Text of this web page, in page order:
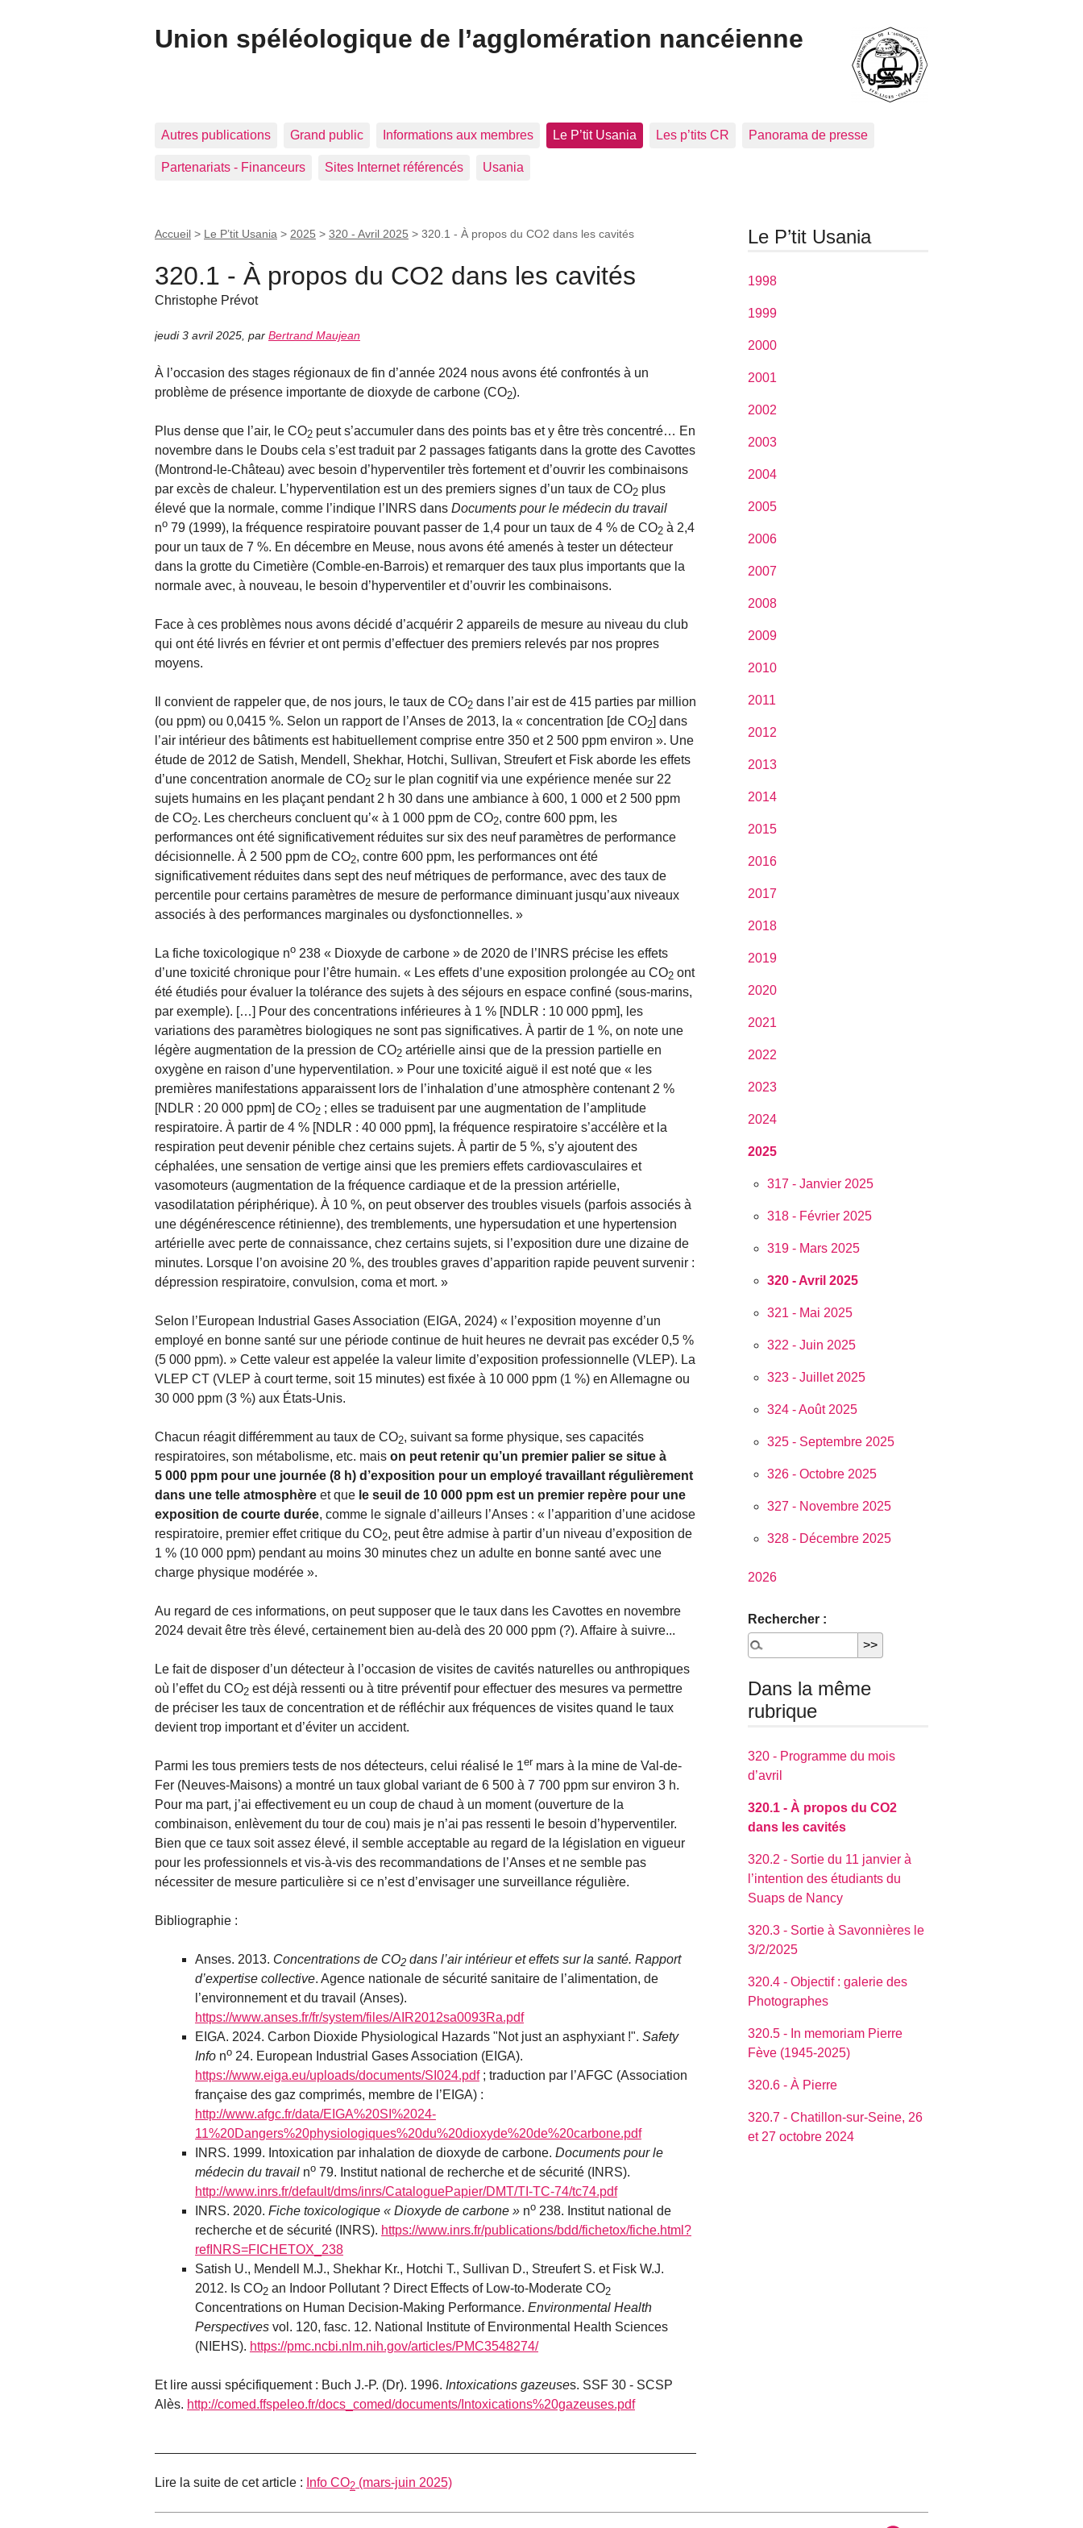
Union spéléologique de l’agglomération nancéienne
Autres publications Grand public Informations aux membres Le P’tit Usania Les p’tits CR Panorama de presse
Partenariats - Financeurs Sites Internet référencés Usania
Accueil > Le P’tit Usania > 2025 > 320 - Avril 2025 > 320.1 - À propos du CO2 dans les cavités
320.1 - À propos du CO2 dans les cavités
Christophe Prévot
jeudi 3 avril 2025 par Bertrand Maujean
À l’occasion des stages régionaux de fin d’année 2024 nous avons été confrontés à un
problème de présence importante de dioxyde de carbone (CO2).
Plus dense que l’air, le CO2 peut s’accumuler dans des points bas et y être très concentré… En
novembre dans le Doubs cela s’est traduit par 2 passages fatigants dans la grotte des Cavottes
(Montrond-le-Château) avec besoin d’hyperventiler très fortement et d’ouvrir les combinaisons
par excès de chaleur. L’hyperventilation est un des premiers signes d’un taux de CO2 plus
élevé que la normale, comme l’indique l’INRS dans Documents pour le médecin du travail
no 79 (1999), la fréquence respiratoire pouvant passer de 1,4 pour un taux de 4 % de CO2 à 2,4
pour un taux de 7 %. En décembre en Meuse, nous avons été amenés à tester un détecteur
dans la grotte du Cimetière (Comble-en-Barrois) et remarquer des taux plus importants que la
normale avec, à nouveau, le besoin d’hyperventiler et d’ouvrir les combinaisons.
Face à ces problèmes nous avons décidé d’acquérir 2 appareils de mesure au niveau du club
qui ont été livrés en février et ont permis d’effectuer des premiers relevés par nos propres
moyens.
Il convient de rappeler que, de nos jours, le taux de CO2 dans l’air est de 415 parties par million
(ou ppm) ou 0,0415 %. Selon un rapport de l’Anses de 2013, la « concentration [de CO2] dans
l’air intérieur des bâtiments est habituellement comprise entre 350 et 2 500 ppm environ ». Une
étude de 2012 de Satish, Mendell, Shekhar, Hotchi, Sullivan, Streufert et Fisk aborde les effets
d’une concentration anormale de CO2 sur le plan cognitif via une expérience menée sur 22
sujets humains en les plaçant pendant 2 h 30 dans une ambiance à 600, 1 000 et 2 500 ppm
de CO2. Les chercheurs concluent qu’« à 1 000 ppm de CO2, contre 600 ppm, les
performances ont été significativement réduites sur six des neuf paramètres de performance
décisionnelle. À 2 500 ppm de CO2, contre 600 ppm, les performances ont été
significativement réduites dans sept des neuf métriques de performance, avec des taux de
percentile pour certains paramètres de mesure de performance diminuant jusqu’aux niveaux
associés à des performances marginales ou dysfonctionnelles. »
La fiche toxicologique no 238 « Dioxyde de carbone » de 2020 de l’INRS précise les effets
d’une toxicité chronique pour l’être humain. « Les effets d’une exposition prolongée au CO2 ont
été étudiés pour évaluer la tolérance des sujets à des séjours en espace confiné (sous-marins,
par exemple). […] Pour des concentrations inférieures à 1 % [NDLR : 10 000 ppm], les
variations des paramètres biologiques ne sont pas significatives. À partir de 1 %, on note une
légère augmentation de la pression de CO2 artérielle ainsi que de la pression partielle en
oxygène en raison d’une hyperventilation. » Pour une toxicité aiguë il est noté que « les
premières manifestations apparaissent lors de l’inhalation d’une atmosphère contenant 2 %
[NDLR : 20 000 ppm] de CO2 ; elles se traduisent par une augmentation de l’amplitude
respiratoire. À partir de 4 % [NDLR : 40 000 ppm], la fréquence respiratoire s’accélère et la
respiration peut devenir pénible chez certains sujets. À partir de 5 %, s’y ajoutent des
céphalées, une sensation de vertige ainsi que les premiers effets cardiovasculaires et
vasomoteurs (augmentation de la fréquence cardiaque et de la pression artérielle,
vasodilatation périphérique). À 10 %, on peut observer des troubles visuels (parfois associés à
une dégénérescence rétinienne), des tremblements, une hypersudation et une hypertension
artérielle avec perte de connaissance, chez certains sujets, si l’exposition dure une dizaine de
minutes. Lorsque l’on avoisine 20 %, des troubles graves d’apparition rapide peuvent survenir :
dépression respiratoire, convulsion, coma et mort. »
Selon l’European Industrial Gases Association (EIGA, 2024) « l’exposition moyenne d’un
employé en bonne santé sur une période continue de huit heures ne devrait pas excéder 0,5 %
(5 000 ppm). » Cette valeur est appelée la valeur limite d’exposition professionnelle (VLEP). La
VLEP CT (VLEP à court terme, soit 15 minutes) est fixée à 10 000 ppm (1 %) en Allemagne ou
30 000 ppm (3 %) aux États-Unis.
Chacun réagit différemment au taux de CO2, suivant sa forme physique, ses capacités
respiratoires, son métabolisme, etc. mais on peut retenir qu’un premier palier se situe à
5 000 ppm pour une journée (8 h) d’exposition pour un employé travaillant régulièrement
dans une telle atmosphère et que le seuil de 10 000 ppm est un premier repère pour une
exposition de courte durée, comme le signale d’ailleurs l’Anses : « l’apparition d’une acidose
respiratoire, premier effet critique du CO2, peut être admise à partir d’un niveau d’exposition de
1 % (10 000 ppm) pendant au moins 30 minutes chez un adulte en bonne santé avec une
charge physique modérée ».
Au regard de ces informations, on peut supposer que le taux dans les Cavottes en novembre
2024 devait être très élevé, certainement bien au-delà des 20 000 ppm (?). Affaire à suivre...
Le fait de disposer d’un détecteur à l’occasion de visites de cavités naturelles ou anthropiques
où l’effet du CO2 est déjà ressenti ou à titre préventif pour effectuer des mesures va permettre
de préciser les taux de concentration et de réfléchir aux fréquences de visites quand le taux
devient trop important et d’éviter un accident.
Parmi les tous premiers tests de nos détecteurs, celui réalisé le 1er mars à la mine de Val-de-
Fer (Neuves-Maisons) a montré un taux global variant de 6 500 à 7 700 ppm sur environ 3 h.
Pour ma part, j’ai effectivement eu un coup de chaud à un moment (ouverture de la
combinaison, enlèvement du tour de cou) mais je n’ai pas ressenti le besoin d’hyperventiler.
Bien que ce taux soit assez élevé, il semble acceptable au regard de la législation en vigueur
pour les professionnels et vis-à-vis des recommandations de l’Anses et ne semble pas
nécessiter de mesure particulière si ce n’est d’envisager une surveillance régulière.
Bibliographie :
Anses. 2013. Concentrations de CO2 dans l’air intérieur et effets sur la santé. Rapport
d’expertise collective. Agence nationale de sécurité sanitaire de l’alimentation, de
l’environnement et du travail (Anses).
https://www.anses.fr/fr/system/files/AIR2012sa0093Ra.pdf
EIGA. 2024. Carbon Dioxide Physiological Hazards "Not just an asphyxiant !". Safety
Info no 24. European Industrial Gases Association (EIGA).
https://www.eiga.eu/uploads/documents/SI024.pdf; traduction par l’AFGC (Association
française des gaz comprimés, membre de l’EIGA) :
http://www.afgc.fr/data/EIGA%20SI%2024-
11%20Dangers%20physiologiques%20du%20dioxyde%20de%20carbone.pdf
INRS. 1999. Intoxication par inhalation de dioxyde de carbone. Documents pour le
médecin du travail no 79. Institut national de recherche et de sécurité (INRS).
http://www.inrs.fr/default/dms/inrs/CataloguePapier/DMT/TI-TC-74/tc74.pdf
INRS. 2020. Fiche toxicologique « Dioxyde de carbone » no 238. Institut national de
recherche et de sécurité (INRS). https://www.inrs.fr/publications/bdd/fichetox/fiche.html?
refINRS=FICHETOX_238
Satish U., Mendell M.J., Shekhar Kr., Hotchi T., Sullivan D., Streufert S. et Fisk W.J.
2012. Is CO2 an Indoor Pollutant ? Direct Effects of Low-to-Moderate CO2
Concentrations on Human Decision-Making Performance. Environmental Health
Perspectives vol. 120, fasc. 12. National Institute of Environmental Health Sciences
(NIEHS). https://pmc.ncbi.nlm.nih.gov/articles/PMC3548274/
Et lire aussi spécifiquement : Buch J.-P. (Dr). 1996. Intoxications gazeuses. SSF 30 - SCSP
Alès. http://comed.ffspeleo.fr/docs_comed/documents/Intoxications%20gazeuses.pdf
Lire la suite de cet article : Info CO2 (mars-juin 2025)
Le P’tit Usania
1998
1999
2000
2001
2002
2003
2004
2005
2006
2007
2008
2009
2010
2011
2012
2013
2014
2015
2016
2017
2018
2019
2020
2021
2022
2023
2024
2025
317 - Janvier 2025
318 - Février 2025
319 - Mars 2025
320 - Avril 2025
321 - Mai 2025
322 - Juin 2025
323 - Juillet 2025
324 - Août 2025
325 - Septembre 2025
326 - Octobre 2025
327 - Novembre 2025
328 - Décembre 2025
2026
Rechercher :
Dans la même
rubrique
320 - Programme du mois
d’avril
320.1 - À propos du CO2
dans les cavités
320.2 - Sortie du 11 janvier à
l’intention des étudiants du
Suaps de Nancy
320.3 - Sortie à Savonnières le
3/2/2025
320.4 - Objectif : galerie des
Photographes
320.5 - In memoriam Pierre
Fève (1945-2025)
320.6 - À Pierre
320.7 - Chatillon-sur-Seine, 26
et 27 octobre 2024